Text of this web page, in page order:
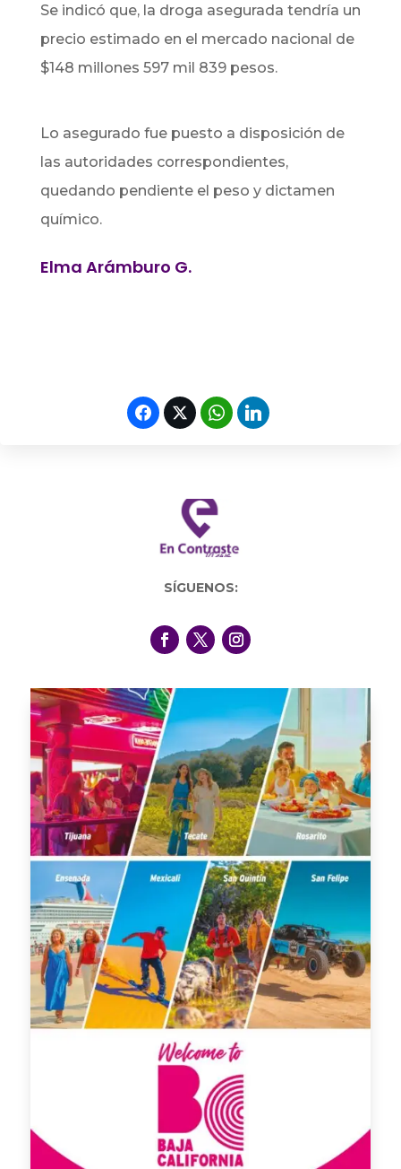
Se indicó que, la droga asegurada tendría un
precio estimado en el mercado nacional de
$148 millones 597 mil 839 pesos.
Lo asegurado fue puesto a disposición de
las autoridades correspondientes,
quedando pendiente el peso y dictamen
químico.
Elma Arámburo G.
SÍGUENOS: